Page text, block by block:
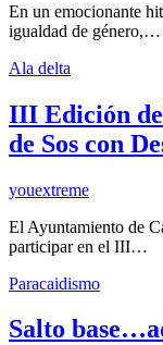
En un emocionante
igualdad de género,…
Ala delta
III Edición
de Sos con
youextreme
El Ayuntamiento de
participar en el III…
Paracaidismo
Salto